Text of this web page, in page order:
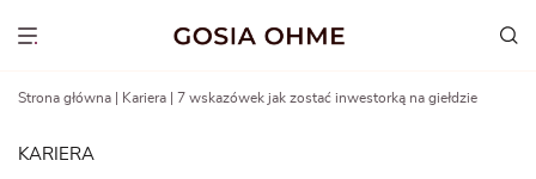
Show menu
Strona główna Kariera 7 wskazówek jak zostać inwestorką na giełdzie
KARIERA